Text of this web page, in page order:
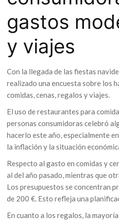
gastos
y viajes
Con la llegada de las fiestas
realizado una encuesta sobre los
comidas, cenas, regalos y viajes.
El uso de restaurantes para
personas consumidoras celebró
hacerlo este año, especialmente
la inflación y la situación
Respecto al gasto en comidas y
al del año pasado, mientras que
Los presupuestos se concentran
de 200 €. Esto refleja una
En cuanto a los regalos, la